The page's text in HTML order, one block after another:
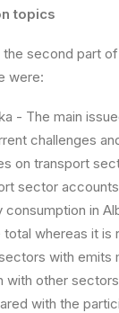
topics
the second part
were:
- The main
challenges
on transport
sector
consumption in
whereas it is
with emits
with other
with the